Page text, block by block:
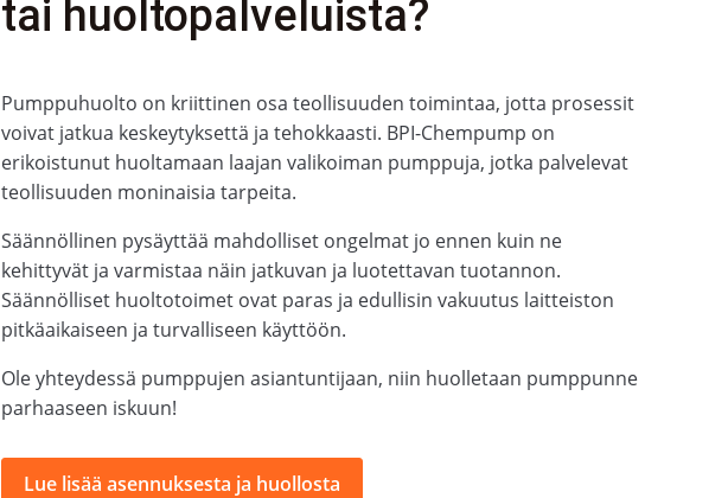
tai huoltopalveluista?
Pumppuhuolto on kriittinen osa teollisuuden toimintaa, jotta prosessit
voivat jatkua keskeytyksettä ja tehokkaasti. BPI-Chempump on
erikoistunut huoltamaan laajan valikoiman pumppuja, jotka palvelevat
teollisuuden moninaisia tarpeita.
Säännöllinen pysäyttää mahdolliset ongelmat jo ennen kuin ne
kehittyvät ja varmistaa näin jatkuvan ja luotettavan tuotannon.
Säännölliset huoltotoimet ovat paras ja edullisin vakuutus laitteiston
pitkäaikaiseen ja turvalliseen käyttöön.
Ole yhteydessä pumppujen asiantuntijaan, niin huolletaan pumppunne
parhaaseen iskuun!
Lue lisää asennuksesta ja huollosta